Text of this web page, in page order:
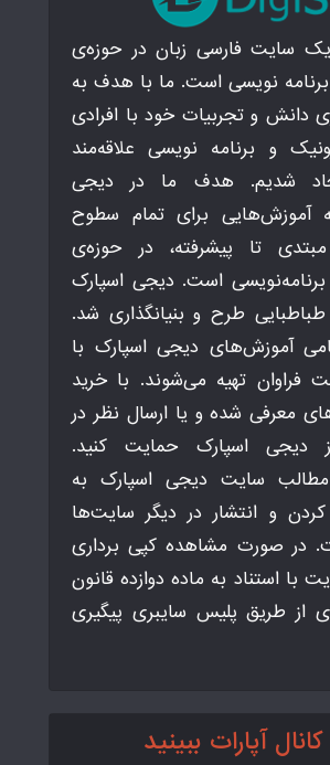
Digispark.ir یک سایت فارسی زبان در حوزه‌ی
برنامه نویسی است. ما با هدف به
دانش و تجربیات خود با افرادی
و برنامه نویسی علاقه‌مند
شدیم. هدف ما در دیجی
آموزش‌هایی برای تمام سطوح
مبتدی تا پیشرفته، در حوزه‌ی
برنامه‌نویسی است. دیجی اسپارک
طرح و بنیانگذاری شد.
آموزش‌های دیجی اسپارک با
تهیه می‌شوند. با خرید
معرفی شده و یا ارسال نظر در
دیجی اسپارک حمایت کنید.
مطالب سایت دیجی اسپارک به
و انتشار در دیگر سایت‌ها
در صورت مشاهده کپی برداری
با استناد به ماده دوازده قانون
از طریق پلیس سایبری پیگیری
آپارات ببینید